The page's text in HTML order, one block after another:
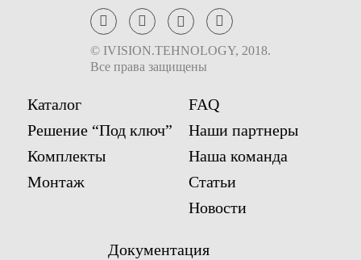
(ознакомилась) сУсловиями
предоставления услуги
новинка
(ознакомилась) сУсловиями
предоставления услуги
новинка
© IVISION.TEHNOLOGY, 2018.
Все права защищены
Каталог
Решение “Под ключ”
Комплекты
Монтаж
FAQ
Наши партнеры
Наша команда
Статьи
Новости
Документация